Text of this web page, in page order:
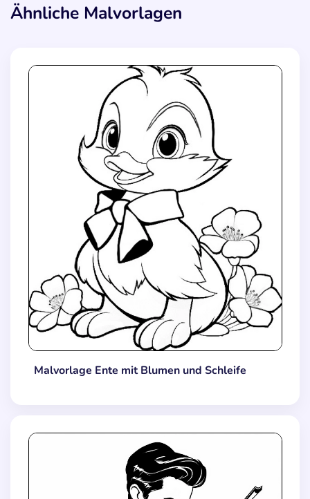
Ähnliche Malvorlagen
Malvorlage Ente mit Blumen und Schleife